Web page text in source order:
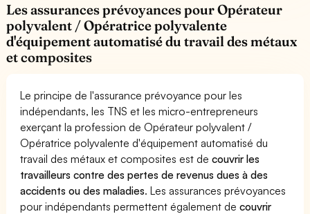
Les assurances prévoyances pour Opérateur
polyvalent / Opératrice polyvalente
d'équipement automatisé du travail des métaux
et composites
Le principe de l'assurance prévoyance pour les
indépendants, les TNS et les micro-entrepreneurs
exerçant la profession de Opérateur polyvalent /
Opératrice polyvalente d'équipement automatisé du
travail des métaux et composites est decouvrir les
travailleurs contre des pertes de revenus dues à des
accidents ou des maladies. Les assurances prévoyances
pour indépendants permettent également decouvrir